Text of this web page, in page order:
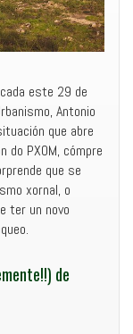
este 29 de
Antonio
que abre
do PXOM, cómpre
que se
xornal, o
ter un novo
de